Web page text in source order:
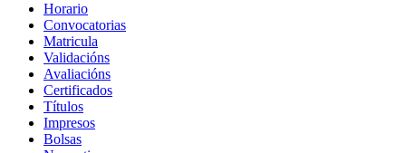
Horario
Convocatorias
Matricula
Validacións
Avaliacións
Certificados
Títulos
Impresos
Bolsas